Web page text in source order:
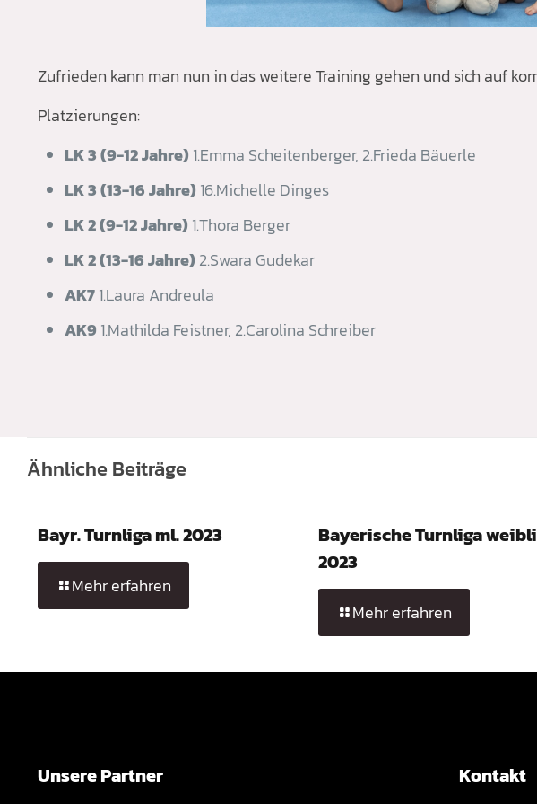
Zufrieden kann man nun in das weitere Training gehen und sich auf
Platzierungen:
LK 3 (9-12 Jahre) 1.Emma Scheitenberger, 2.Frieda Bäuerle
LK 3 (13-16 Jahre) 16.Michelle Dinges
LK 2 (9-12 Jahre) 1.Thora Berger
LK 2 (13-16 Jahre) 2.Swara Gudekar
AK71.Laura Andreula
AK9 1.Mathilda Feistner, 2.Carolina Schreiber
Ähnliche Beiträge
Bayr. Turnliga ml. 2023
Mehr erfahren
Bayerische Turnliga
2023
Mehr erfahren
Unsere Partner Kontakt